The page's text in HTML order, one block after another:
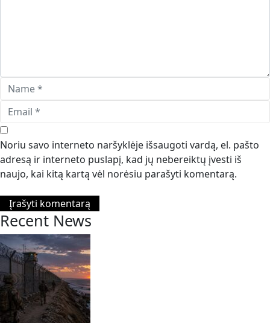
Noriu savo interneto naršyklėje išsaugoti vardą, el. pašto
adresą ir interneto puslapį, kad jų nebereiktų įvesti iš
naujo, kai kitą kartą vėl norėsiu parašyti komentarą.
Recent News